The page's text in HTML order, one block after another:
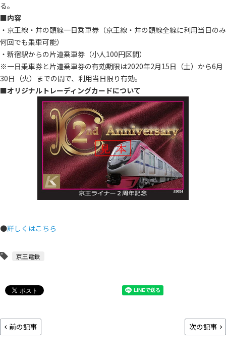
る。
■内容
・京王線・井の頭線一日乗車券（京王線・井の頭線全線に利用当日のみ
何回でも乗車可能）
・新宿駅からの片道乗車券（小人100円区間）
※一日乗車券と片道乗車券の有効期限は2020年2月15日（土）から6月
30日（火）までの間で、利用当日限り有効。
■オリジナルトレーディングカードについて
●詳しくはこちら
京王電鉄
前の記事 次の記事